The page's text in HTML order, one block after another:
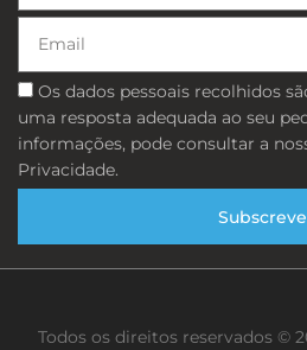
Consentimento
Os dados pessoais recolhidos
uma resposta adequada ao seu
informações, pode consultar a
Privacidade.
Todos os direitos reservados ©